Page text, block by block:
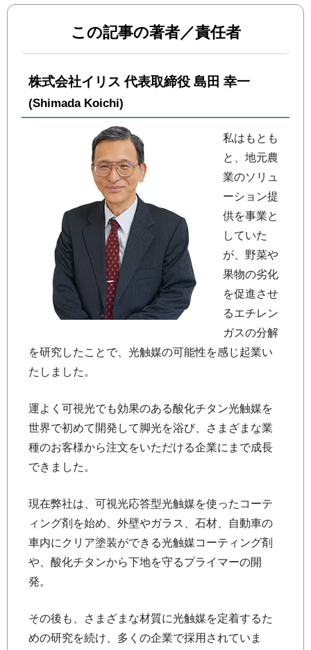
この記事の著者／責任者
株式会社イリス 代表取締役 島田 幸一
(Shimada Koichi)
私はもとも
と、地元農
業のソリュ
ーション提
供を事業と
していた
が、野菜や
果物の劣化
を促進させ
るエチレン
ガスの分解
を研究したことで、光触媒の可能性を感じ起業い
たしました。
運よく可視光でも効果のある酸化チタン光触媒を
世界で初めて開発して脚光を浴び、さまざまな業
種のお客様から注文をいただける企業にまで成長
できました。
現在弊社は、可視光応答型光触媒を使ったコーテ
ィング剤を始め、外壁やガラス、石材、自動車の
車内にクリア塗装ができる光触媒コーティング剤
や、酸化チタンから下地を守るプライマーの開
発。
その後も、さまざまな材質に光触媒を定着するた
めの研究を続け、多くの企業で採用されていま